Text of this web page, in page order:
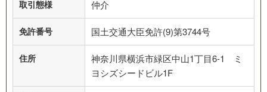
取引態様 仲介
免許番号 国土交通大臣免許(9)第3744号
住所
神奈川県横浜市緑区中山1丁目6-1 ミ
ヨシズシードビル1F